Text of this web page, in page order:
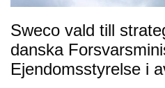
Sweco vald till
danska
Ejendomsstyrelse i